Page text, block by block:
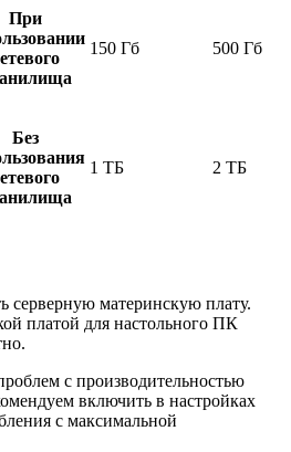
При
150 Гб 500 Гб
Без
1 ТБ 2 ТБ
серверную материнскую плату.
платой для настольного ПК
с производительностью
включить в настройках
c максимальной